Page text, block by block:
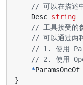
// 可以在描述
Desc string
// 工具接受的
// 可以通过两
// 1. 使用
// 2. 使用
*ParamsOneOf
}